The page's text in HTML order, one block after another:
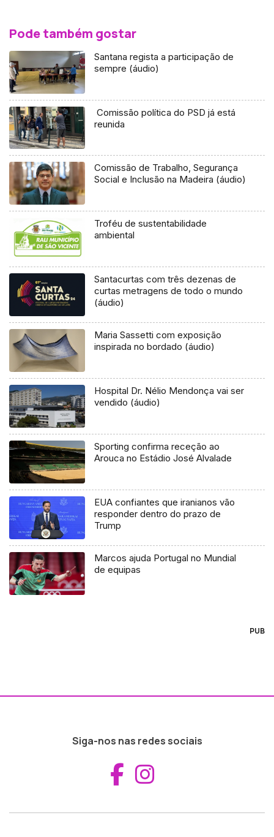
Pode também gostar
Santana regista a participação de
sempre (áudio)
Comissão política do PSD já está
reunida
Comissão de Trabalho, Segurança
Social e Inclusão na Madeira (áudio)
Troféu de sustentabilidade
ambiental
Santacurtas com três dezenas de
curtas metragens de todo o mundo
(áudio)
Maria Sassetti com exposição
inspirada no bordado (áudio)
Hospital Dr. Nélio Mendonça vai ser
vendido (áudio)
Sporting confirma receção ao
Arouca no Estádio José Alvalade
EUA confiantes que iranianos vão
responder dentro do prazo de
Trump
Marcos ajuda Portugal no Mundial
de equipas
PUB
Siga-nos nas redes sociais
Aceder ao